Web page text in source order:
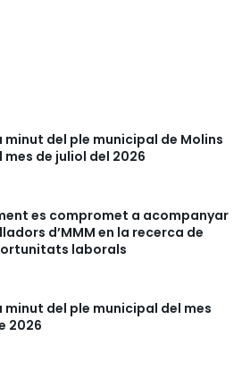
minut del ple municipal de Molins
mes de juliol del 2026
es compromet a acompanyar
d’MMM en la recerca de
laborals
minut del ple municipal del mes
2026